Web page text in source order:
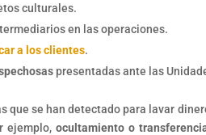
culturales.
en las operaciones.
a los clientes.
presentadas ante las
que se han detectado para lavar
ejemplo, ocultamiento o